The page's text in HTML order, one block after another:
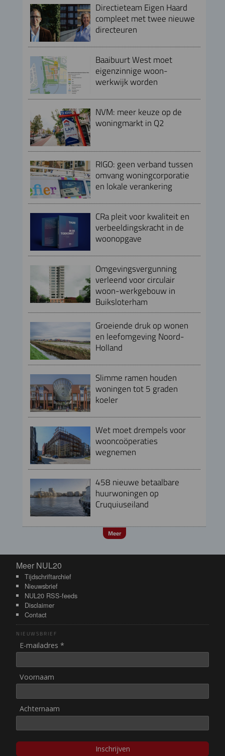
Directieteam Eigen Haard
compleet met twee nieuwe
directeuren
Baaibuurt West moet
eigenzinnige woon-
werkwijk worden
NVM: meer keuze op de
woningmarkt in Q2
RIGO: geen verband tussen
omvang woningcorporatie
en lokale verankering
CRa pleit voor kwaliteit en
verbeeldingskracht in de
woonopgave
Omgevingsvergunning
verleend voor circulair
woon-werkgebouw in
Buiksloterham
Groeiende druk op wonen
en leefomgeving Noord-
Holland
Slimme ramen houden
woningen tot 5 graden
koeler
Wet moet drempels voor
wooncoöperaties
wegnemen
458 nieuwe betaalbare
huurwoningen op
Cruquiuseiland
Meer
Meer NUL20
Meer NUL20
Tijdschriftarchief
Nieuwsbrief
NUL20 RSS-feeds
Disclaimer
Contact
NIEUWSBRIEF
E-mailadres *
Voornaam
Achternaam
Inschrijven